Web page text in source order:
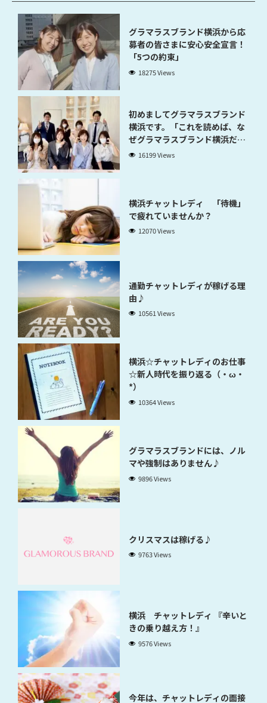
グラマラスブランド横浜から応
募者の皆さまに安心安全宣言！
「5つの約束」
18275 Views
初めましてグラマラスブランド
横浜です。「これを読めば、な
ぜグラマラスブランド横浜だと
稼げるのかが分かります」
16199 Views
横浜チャットレディ 「待機」
で疲れていませんか？
12070 Views
通勤チャットレディが稼げる理
由♪
10561 Views
横浜☆チャットレディのお仕事
☆新人時代を振り返る（・ω・
*）
10364 Views
グラマラスブランドには、ノル
マや強制はありません♪
9896 Views
クリスマスは稼げる♪
9763 Views
横浜 チャットレディ 『辛いと
きの乗り越え方！』
9576 Views
今年は、チャットレディの面接